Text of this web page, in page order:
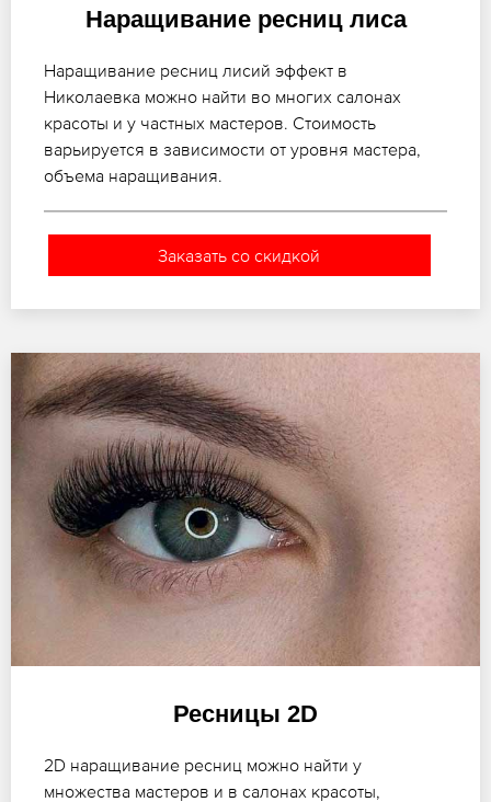
Наращивание ресниц лиса
Наращивание ресниц лисий эффект в
Николаевка можно найти во многих салонах
красоты и у частных мастеров. Стоимость
варьируется в зависимости от уровня мастера,
объема наращивания.
Заказать со скидкой
Ресницы 2D
2D наращивание ресниц можно найти у
множества мастеров и в салонах красоты,